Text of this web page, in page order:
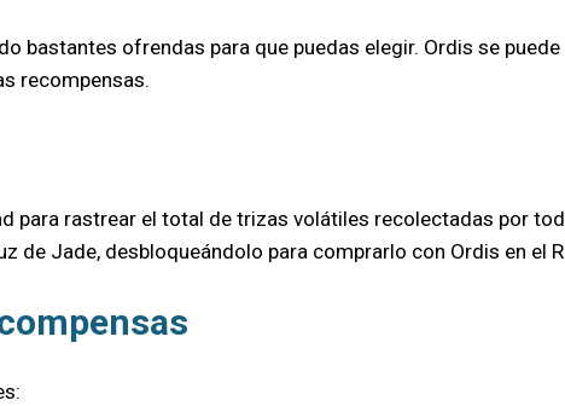
bastantes ofrendas para que puedas elegir. Ordis se
recompensas.
para rastrear el total de trizas volátiles recolectadas por
de Jade, desbloqueándolo para comprarlo con Ordis en el